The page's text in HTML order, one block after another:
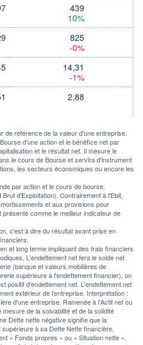
439
10%
825
-0%
14,31
-1%
2,88
de référence de la valeur d'une entreprise.
d'une action et le bénéfice net par
et le résultat net. Il mesure le
le cours de Bourse et servira d'instrument
les secteurs économiques ou encore les
par action et le cours de bourse.
d'Exploitation). Contrairement à l'Ebit,
et aux provisions pour
comme le meilleur indicateur de
c'est à dire du résultat avant prise en
et long terme impliquant des frais financiers
L'endettement net fera le solde net
(banque et valeurs mobilières de
supérieure à l'endettement financier), on
positif d'endettement net. L'endettement net
extérieur de l'entreprise. Interprétation :
d'une entreprise. Ramenée à l'Actif net ou
de la solvabilité et de la solidité
Dette nette négative signifie que la
à sa Dette Nette financière.
« Fonds propres » ou « Situation nette »,